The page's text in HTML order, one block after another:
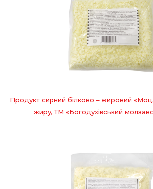
Продукт сирний білково – жировий
жиру, ТМ «Богодухівський